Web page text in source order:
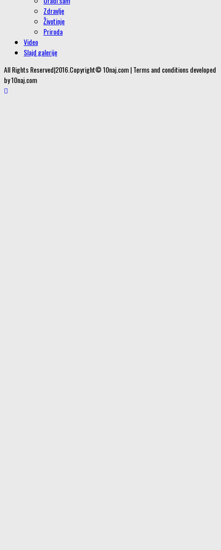
Zdravlje
Životinje
Priroda
Video
Slajd galerije
All Rights Reserved|2016.Copyright© 10naj.com | Terms and conditions developed
by 10naj.com